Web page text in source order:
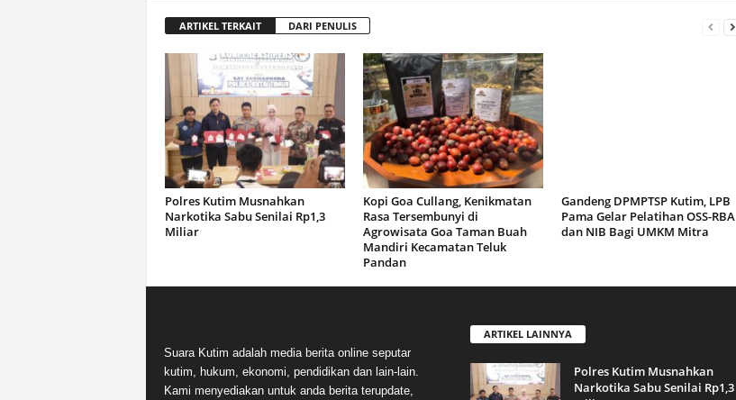
ARTIKEL TERKAIT DARI PENULIS
Polres Kutim Musnahkan
Narkotika Sabu Senilai Rp1,3
Miliar
Kopi Goa Cullang, Kenikmatan
Rasa Tersembunyi di
Agrowisata Goa Taman Buah
Mandiri Kecamatan Teluk
Pandan
Gandeng DPMPTSP Kutim, LPB
Pama Gelar Pelatihan OSS-RBA
dan NIB Bagi UMKM Mitra
Suara Kutim adalah media berita online seputar
kutim, hukum, ekonomi, pendidikan dan lain-lain.
Kami menyediakan untuk anda berita terupdate,
ARTIKEL LAINNYA
Polres Kutim Musnahkan
Narkotika Sabu Senilai Rp1,3